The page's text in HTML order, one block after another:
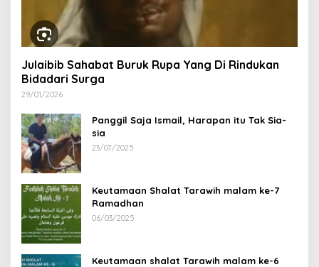
Julaibib Sahabat Buruk Rupa Yang Di Rindukan
Bidadari Surga
29/01/2026
Panggil Saja Ismail, Harapan itu Tak Sia-
sia
23/07/2025
Keutamaan Shalat Tarawih malam ke-7
Ramadhan
06/03/2025
Keutamaan shalat Tarawih malam ke-6